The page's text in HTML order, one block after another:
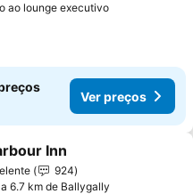
ao lounge executivoVer preços
Ver preços
aos favoritos
Inn
924
6.7 km de Ballygally